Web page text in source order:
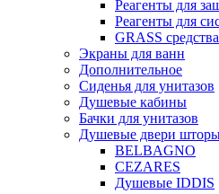
Реагенты для
Реагенты для
GRASS
Экраны для ванн
Дополнительное
Сиденья для унитазов
Душевые кабины
Бачки для унитазов
Душевые двери
BELBAGNO
CEZARES
Душевые IDDIS